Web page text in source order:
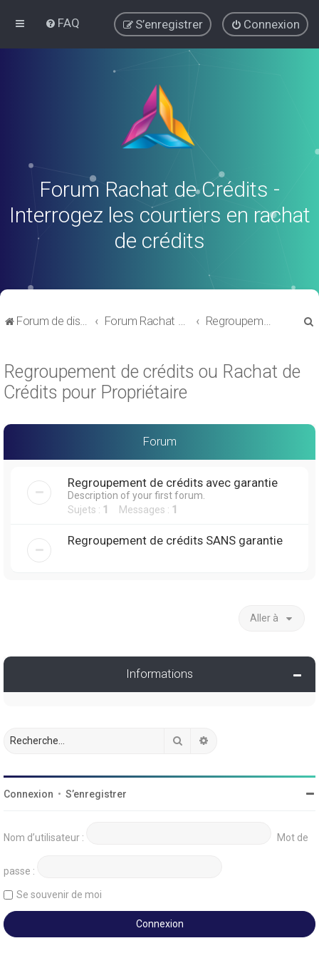
FAQ Connexion
S’enregistrer
Forum Rachat de Crédits -
Interrogez les courtiers en rachat
de crédits
Forum de discussions sur le Regroupement de Crédits et le Rachat de Crédits Forum Rachat de Crédits Regroupement de crédits ou Rachat de Crédits pour Propriétaire
Regroupement de crédits ou Rachat de
Crédits pour Propriétaire
Forum
Regroupement de crédits avec garantie
Description of your first forum.
Sujets : 1 Messages : 1
Regroupement de crédits SANS garantie
Aller à
Informations
Rechercher
Connexion • S’enregistrer
Nom d’utilisateur : Mot de
passe :
Se souvenir de moi